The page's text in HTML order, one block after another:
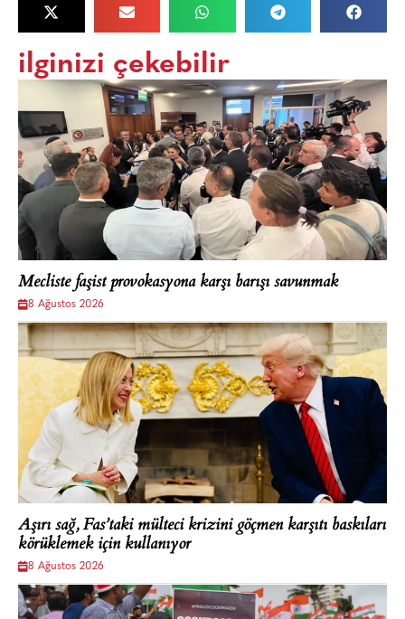
ilginizi çekebilir
Mecliste faşist provokasyona karşı barışı savunmak
8 Ağustos 2026
Aşırı sağ, Fas’taki mülteci krizini göçmen karşıtı baskıları
körüklemek için kullanıyor
8 Ağustos 2026